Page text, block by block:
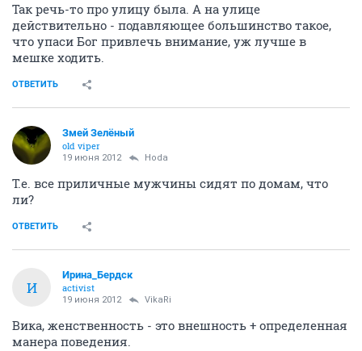
Так речь-то про улицу была. А на улице
действительно - подавляющее большинство такое,
что упаси Бог привлечь внимание, уж лучше в
мешке ходить.
ОТВЕТИТЬ
Змей Зелёный
old viper
19 июня 2012 Hoda
Т.е. все приличные мужчины сидят по домам, что
ли?
ОТВЕТИТЬ
И
Ирина_Бердск
activist
19 июня 2012 VikaRi
Вика, женственность - это внешность + определенная
манера поведения.